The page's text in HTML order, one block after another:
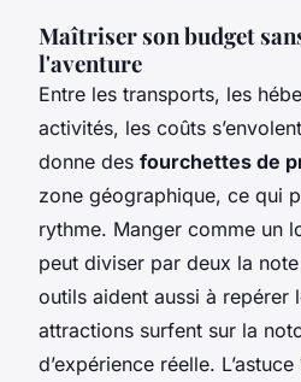
Maîtriser son budget
l'aventure
Entre les transports, les
activités, les coûts
donne des fourchettes de
zone géographique, ce qui
rythme. Manger comme un
peut diviser par deux la
outils aident aussi à repérer
attractions surfent sur la
d’expérience réelle.